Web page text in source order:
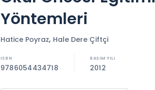
Yöntemleri
Hatice Poyraz, Hale Dere Çiftçi
9786054434718 2012